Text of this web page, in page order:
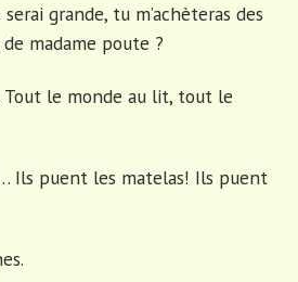
grande, tu m’achèteras des
madame poute ?
Tout le monde au lit, tout le
Ils puent les matelas! Ils puent